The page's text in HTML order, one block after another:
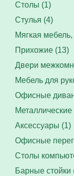
Столы (1)
Стулья (4)
Мягкая
Прихожие (13)
Двери
Мебель для
Офисные
Аксессуары (1)
Офисные
Столы
Барные стойки